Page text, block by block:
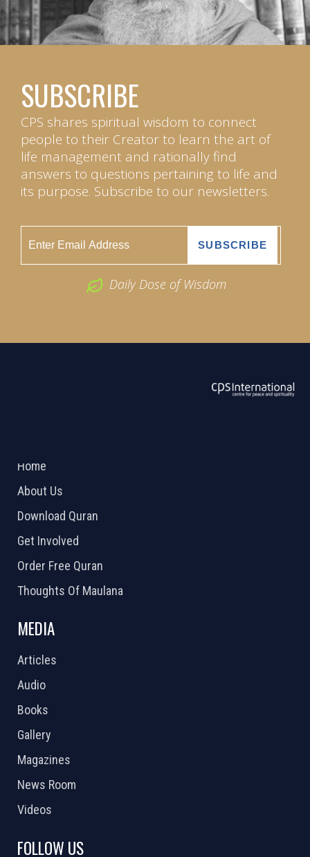
SUBSCRIBE
CPS shares spiritual wisdom to connect
people to their Creator to learn the art of
life management and rationally find
answers to questions pertaining to life and
its purpose. Subscribe to our newsletters.
Daily Dose of Wisdom
Home
About Us
Download Quran
Get Involved
Order Free Quran
Thoughts Of Maulana
MEDIA
Articles
Audio
Books
Gallery
Magazines
News Room
Videos
FOLLOW US